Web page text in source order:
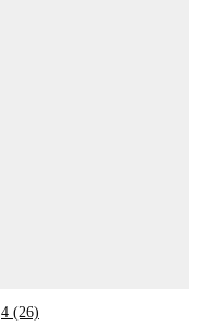
4 (26)